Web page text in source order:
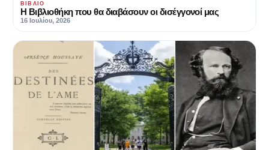
ΒΙΒΛΊΟ
Η Βιβλιοθήκη που θα διαβάσουν οι δισέγγονοί μας
16 Ιουλίου, 2026